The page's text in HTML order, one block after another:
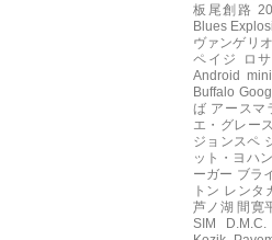
板尾創路
Blues
ヴァンゲリ
ペイジ
ロ
Android
Buffalo
ば アースマ
エ・グレー
ジョンスペ
ット・ヨハ
ーガー ブラ
トン レンタ
芦ノ湖 間寛
SIM
D.M.C.